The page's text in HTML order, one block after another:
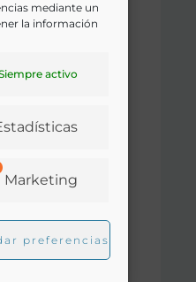
mediante un
la información
activo
Marketing
preferencias